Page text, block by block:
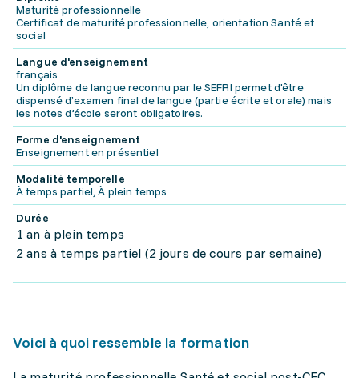
Maturité professionnelle
Certificat de maturité professionnelle, orientation Santé et
social
Langue d'enseignement
français
Un diplôme de langue reconnu par le SEFRI permet d'être
dispensé d’examen final de langue (partie écrite et orale) mais
les notes d’école seront obligatoires.
Forme d'enseignement
Enseignement en présentiel
Modalité temporelle
À temps partiel, À plein temps
Durée
1 an à plein temps
2 ans à temps partiel (2 jours de cours par semaine)
Voici à quoi ressemble la formation